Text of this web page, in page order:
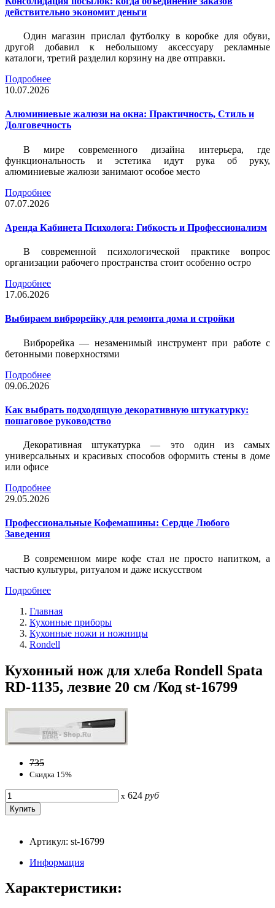
действительно экономит деньги
Один магазин прислал футболку в коробке для обуви,
другой добавил к небольшому аксессуару рекламные
каталоги, третий разделил корзину на две отправки.
Подробнее
10.07.2026
Алюминиевые жалюзи на окна: Практичность, Стиль и
Долговечность
В мире современного дизайна интерьера, где
функциональность и эстетика идут рука об руку,
алюминиевые жалюзи занимают особое место
Подробнее
07.07.2026
Аренда Кабинета Психолога: Гибкость и Профессионализм
В современной психологической практике вопрос
организации рабочего пространства стоит особенно остро
Подробнее
17.06.2026
Выбираем виброрейку для ремонта дома и стройки
Виброрейка — незаменимый инструмент при работе с
бетонными поверхностями
Подробнее
09.06.2026
Как выбрать подходящую декоративную штукатурку:
пошаговое руководство
Декоративная штукатурка — это один из самых
универсальных и красивых способов оформить стены в доме
или офисе
Подробнее
29.05.2026
Профессиональные Кофемашины: Сердце Любого
Заведения
В современном мире кофе стал не просто напитком, а
частью культуры, ритуалом и даже искусством
Подробнее
Главная
Кухонные приборы
Кухонные ножи и ножницы
Rondell
Кухонный нож для хлеба Rondell Spata
RD-1135, лезвие 20 см /Код st-16799
735
Скидка 15%
x 624 руб
Артикул: st-16799
Информация
Характеристики: